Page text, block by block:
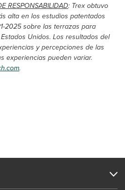
RESPONSABILIDAD: Trex obtuvo
alta en los estudios patentados
2025 sobre las terrazas para
Unidos. Los resultados del
y percepciones de las
experiencias pueden variar.
.